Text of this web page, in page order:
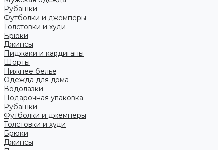
Рубашки
Футболки и джемперы
Толстовки и худи
Брюки
Джинсы
Пиджаки и кардиганы
Шорты
Нижнее белье
Одежда для дома
Водолазки
Подарочная упаковка
Рубашки
Футболки и джемперы
Толстовки и худи
Брюки
Джинсы